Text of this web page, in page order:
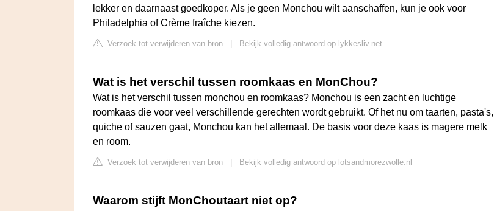
lekker en daarnaast goedkoper. Als je geen Monchou wilt aanschaffen, kun je ook voor
Philadelphia of Crème fraîche kiezen.
Verzoek tot verwijderen van bron Bekijk volledig antwoord op lykkesliv.net
Wat is het verschil tussen roomkaas en MonChou?
Wat is het verschil tussen monchou en roomkaas? Monchou is een zacht en luchtige
roomkaas die voor veel verschillende gerechten wordt gebruikt. Of het nu om taarten, pasta's,
quiche of sauzen gaat, Monchou kan het allemaal. De basis voor deze kaas is magere melk
en room.
Verzoek tot verwijderen van bron Bekijk volledig antwoord op lotsandmorezwolle.nl
Waarom stijft MonChoutaart niet op?